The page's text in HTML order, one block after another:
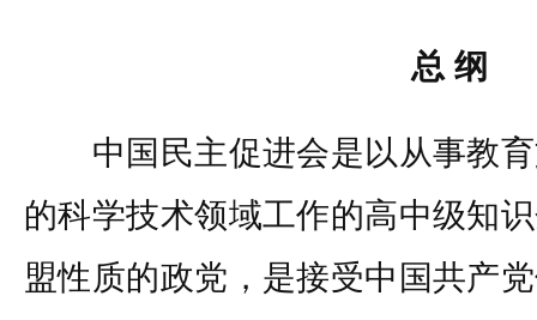
总 纲
中国民主促进会是以从事教育
的科学技术领域工作的高中级知
盟性质的政党，是接受中国共产